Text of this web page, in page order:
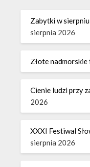
Zabytki w
sierpnia 2026
Złote nadmorskie
Cienie ludzi przy
2026
XXXI Festiwal
sierpnia 2026